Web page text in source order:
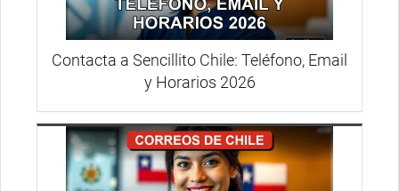
Contacta a Sencillito Chile: Teléfono, Email
y Horarios 2026